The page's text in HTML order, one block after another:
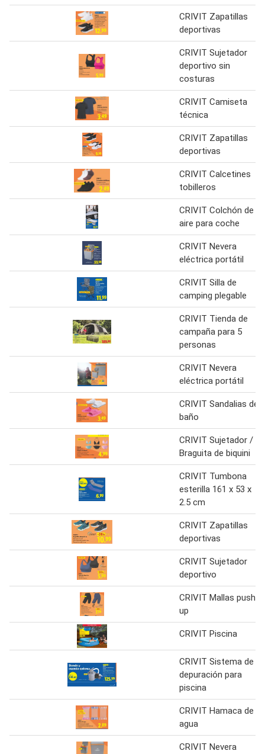
CRIVIT Zapatillas
deportivas
CRIVIT Sujetador
deportivo sin
costuras
CRIVIT Camiseta
técnica
CRIVIT Zapatillas
deportivas
CRIVIT Calcetines
tobilleros
CRIVIT Colchón de
aire para coche
CRIVIT Nevera
eléctrica portátil
CRIVIT Silla de
camping plegable
CRIVIT Tienda de
campaña para 5
personas
CRIVIT Nevera
eléctrica portátil
CRIVIT Sandalias de
baño
CRIVIT Sujetador /
Braguita de biquini
CRIVIT Tumbona
esterilla 161 x 53 x
2.5 cm
CRIVIT Zapatillas
deportivas
CRIVIT Sujetador
deportivo
CRIVIT Mallas push
up
CRIVIT Piscina
CRIVIT Sistema de
depuración para
piscina
CRIVIT Hamaca de
agua
CRIVIT Nevera